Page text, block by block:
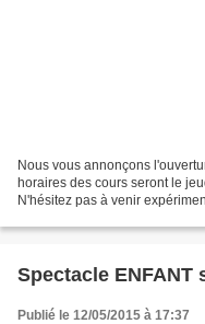
Nous vous annonçons
horaires des cours seront le
N'hésitez pas à venir
Spectacle ENFANT
Publié le 12/05/2015 à 17:37